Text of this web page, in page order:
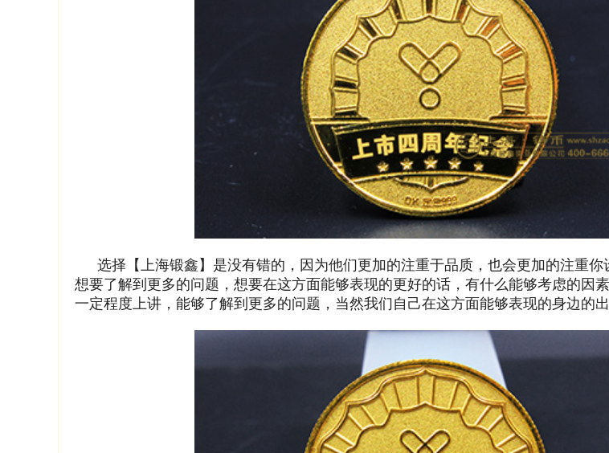
选择【上海锻鑫】是没有错的，因为他们更加的注重于品质，也会更加的注重
想要了解到更多的问题，想要在这方面能够表现的更好的话，有什么能够考虑的因
一定程度上讲，能够了解到更多的问题，当然我们自己在这方面能够表现的身边的出